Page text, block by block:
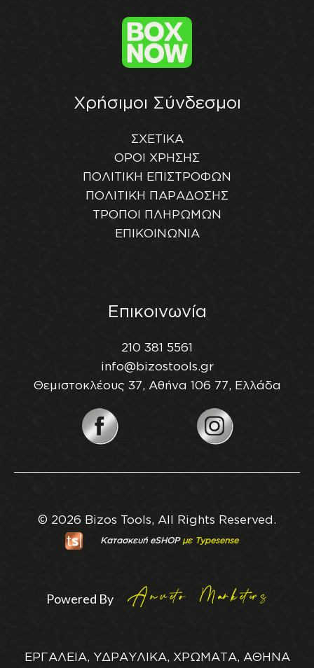
Χρήσιμοι Σύνδεσμοι
ΣΧΕΤΙΚΑ
ΟΡΟΙ ΧΡΗΣΗΣ
ΠΟΛΙΤΙΚΗ ΕΠΙΣΤΡΟΦΩΝ
ΠΟΛΙΤΙΚΗ ΠΑΡΑΔΟΣΗΣ
ΤΡΟΠΟΙ ΠΛΗΡΩΜΩΝ
ΕΠΙΚΟΙΝΩΝΙΑ
Επικοινωνία
210 381 5561
info@bizostools.gr
Θεμιστοκλέους 37, Αθήνα 106 77, Ελλάδα
© 2026 Bizos Tools, All Rights Reserved.
Κατασκευή eSHOPμε Typesense
Powered By
ΕΡΓΑΛΕΙΑ, ΥΔΡΑΥΛΙΚΑ, ΧΡΩΜΑΤΑ, ΑΘΗΝΑ